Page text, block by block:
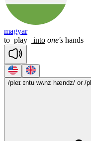
magyar
to play into one's hands
/pleɪ ɪntu wʌnz hændz/ or /